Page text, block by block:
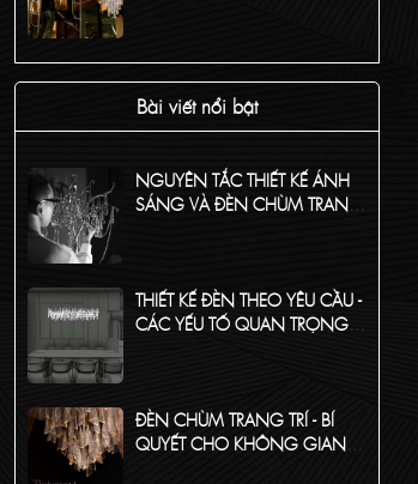
PHỔ BIẾN CỦA ĐÈN CHÙM
TRANG TRÍ
Bài viết nổi bật
NGUYÊN TẮC THIẾT KẾ ÁNH
SÁNG VÀ ĐÈN CHÙM TRANG
THIẾT KẾ ĐÈN THEO YÊU CẦU -
CÁC YẾU TỐ QUAN TRỌNG
ĐÈN CHÙM TRANG TRÍ - BÍ
QUYẾT CHO KHÔNG GIAN